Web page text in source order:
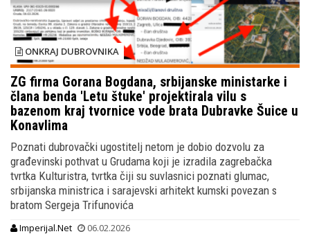
ONKRAJ DUBROVNIKA
ZG firma Gorana Bogdana, srbijanske ministarke i
člana benda 'Letu štuke' projektirala vilu s
bazenom kraj tvornice vode brata Dubravke Šuice u
Konavlima
Poznati dubrovački ugostitelj netom je dobio dozvolu za
građevinski pothvat u Grudama koji je izradila zagrebačka
tvrtka Kulturistra, tvrtka čiji su suvlasnici poznati glumac,
srbijanska ministrica i sarajevski arhitekt kumski povezan s
bratom Sergeja Trifunovića
Imperijal.Net 06.02.2026